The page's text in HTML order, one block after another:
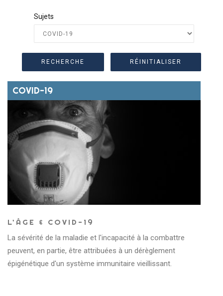
d'Ariane
Sujets
COVID-19
L’ÂGE & COVID-19
La sévérité de la maladie et l'incapacité à la combattre
peuvent, en partie, être attribuées à un dérèglement
épigénétique d'un système immunitaire vieillissant.